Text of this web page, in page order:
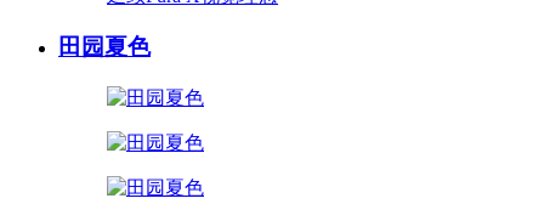
田园夏色